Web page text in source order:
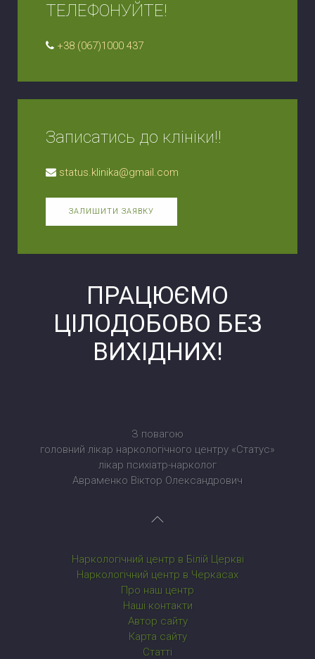
ТЕЛЕФОНУЙТЕ!
+38 (067)1000 437
Записатись до клініки!!
status.klinika@gmail.com
ЗАЛИШИТИ ЗАЯВКУ
ПРАЦЮЄМО
ЦІЛОДОБОВО БЕЗ
ВИХІДНИХ!
З повагою
головний лікар наркологічного центру «Статус»
лікар психіатр-нарколог
Авраменко Віктор Олександрович
Наркологічний центр в Білій Церкві
Наркологічний центр в Черкасах
Про наш центр
Наші контакти
Автор сайту
Карта сайту
Статті